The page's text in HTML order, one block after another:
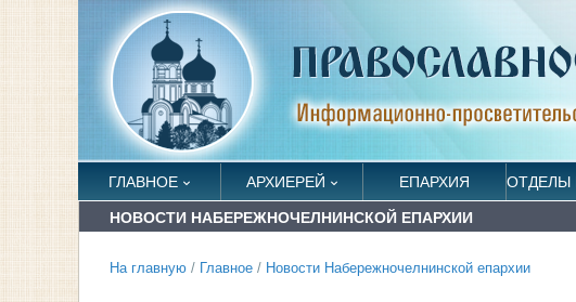
ГЛАВНОЕ АРХИЕРЕЙ ЕПАРХИЯ ОТДЕЛЫ
НОВОСТИ НАБЕРЕЖНОЧЕЛНИНСКОЙ ЕПАРХИИ
На главную / Главное / Новости Набережночелнинской епархии